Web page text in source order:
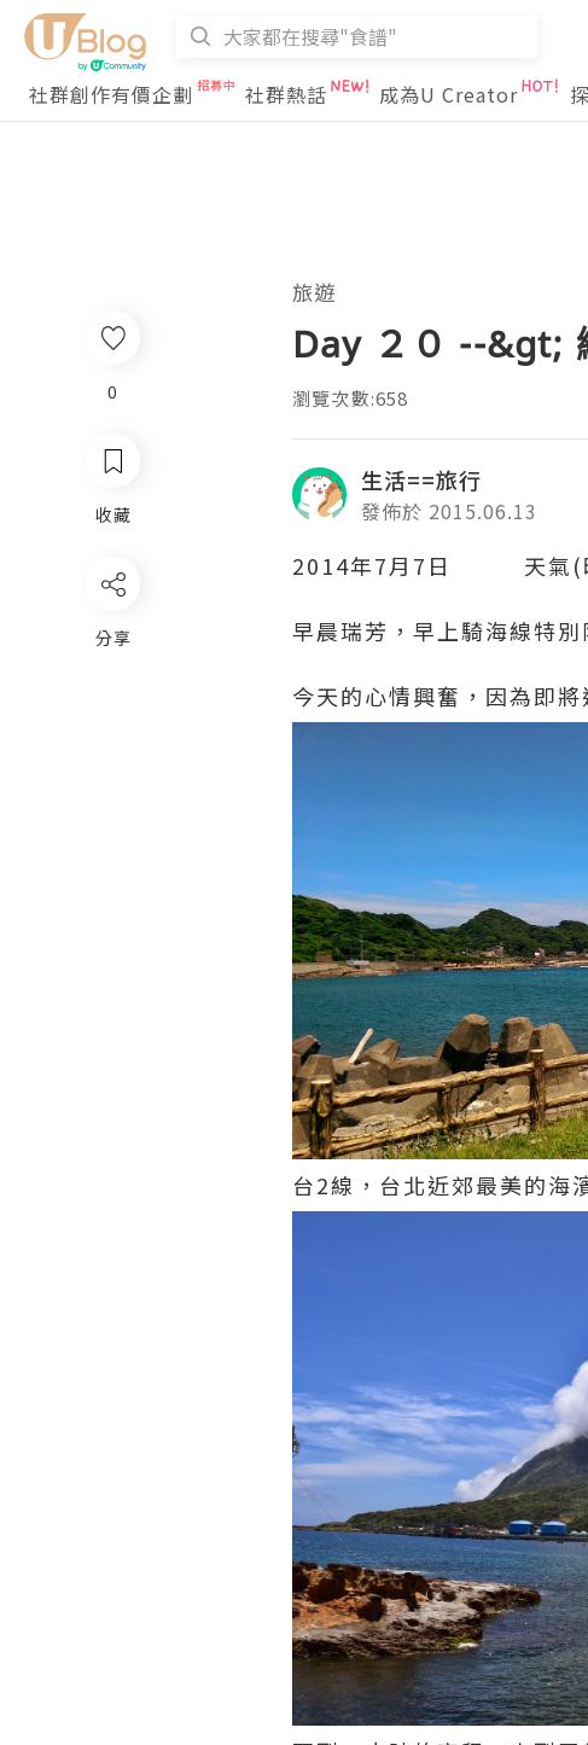
社群創作有價企劃
社群熱話 成為U Creator
0
收藏
分享
旅遊
Day ２０ --&gt;
瀏覽次數:658
生活==旅行
發佈於 2015.06.13
2014年7月7日 天氣(
早晨瑞芳，早上騎海線特別
今天的心情興奮，因為即
台2線，台北近郊最美的海